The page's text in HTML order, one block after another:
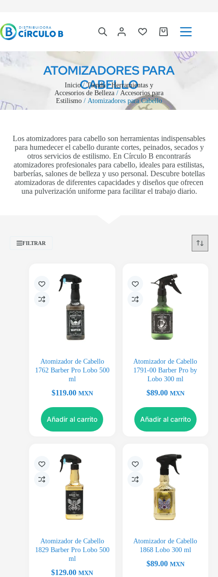
ATOMIZADORES PARA
CABELLO
Inicio/Tienda /Herramientas y
Accesorios de Belleza / Accesorios para
Estilismo / Atomizadores para Cabello
Los atomizadores para cabello son herramientas indispensables
para humedecer el cabello durante cortes, peinados, secados y
otros servicios de estilismo. En Círculo B encontrarás
atomizadores profesionales para cabello, ideales para estilistas,
barberías, salones de belleza y uso personal. Descubre botellas
atomizadoras de diferentes capacidades y diseños que ofrecen
una pulverización uniforme para facilitar el trabajo diario.
FILTRAR
Atomizador de Cabello
1762 Barber Pro Lobo 500
ml
$119.00 MXN
Añadir al carrito
Atomizador de Cabello
1791-00 Barber Pro by
Lobo 300 ml
$89.00 MXN
Añadir al carrito
Atomizador de Cabello
1829 Barber Pro Lobo 500
ml
$129.00 MXN
Atomizador de Cabello
1868 Lobo 300 ml
$89.00 MXN